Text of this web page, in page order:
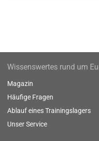
Wissenswertes rund um
Magazin
Häufige Fragen
Ablauf eines Trainingslagers
Unser Service